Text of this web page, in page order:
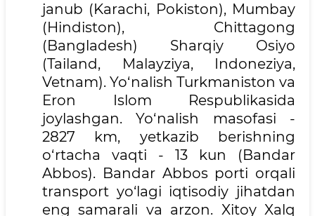
janub (Karachi, Pokiston), Mumbay
(Hindiston), Chittagong
(Bangladesh) Sharqiy Osiyo
(Tailand, Malayziya, Indoneziya,
Vetnam). Yo‘nalish Turkmaniston va
Eron Islom Respublikasida
joylashgan. Yo‘nalish masofasi -
2827 km, yetkazib berishning
o‘rtacha vaqti - 13 kun (Bandar
Abbos). Bandar Abbos porti orqali
transport yo‘lagi iqtisodiy jihatdan
eng samarali va arzon. Xitoy Xalq